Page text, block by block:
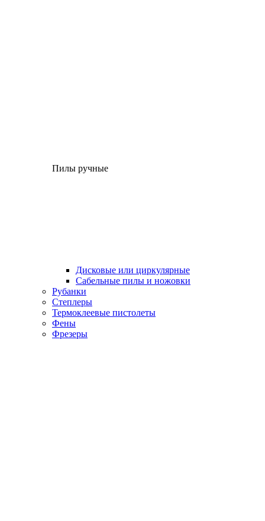
Пилы ручные
Дисковые или циркулярные
Сабельные пилы и ножовки
Рубанки
Степлеры
Термоклеевые пистолеты
Фены
Фрезеры